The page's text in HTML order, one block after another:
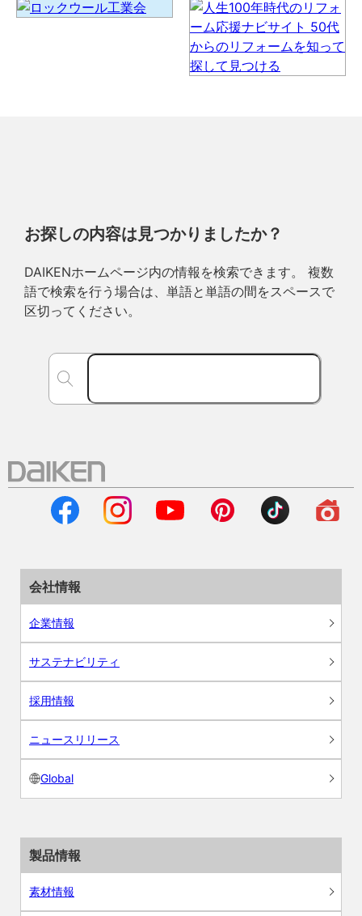
お探しの内容は見つかりましたか？
DAIKENホームページ内の情報を検索できます。 複数
語で検索を行う場合は、単語と単語の間をスペースで
区切ってください。
会社情報
企業情報
サステナビリティ
採用情報
ニュースリリース
Global
製品情報
素材情報